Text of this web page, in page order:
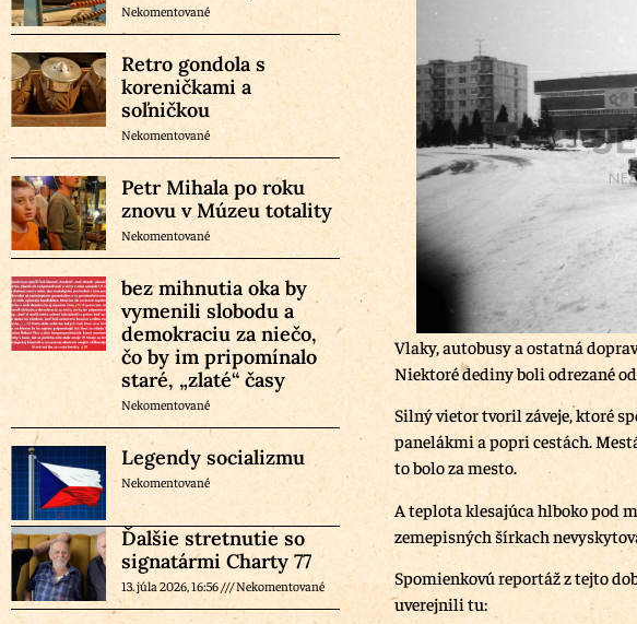
Nekomentované
Retro gondola s
koreničkami a
soľničkou
Nekomentované
Petr Mihala po roku
znovu v Múzeu totality
Nekomentované
bez mihnutia oka by
vymenili slobodu a
demokraciu za niečo,
čo by im pripomínalo
staré, „zlaté“ časy
Nekomentované
Legendy socializmu
Nekomentované
Ďalšie stretnutie so
signatármi Charty 77
13. júla 2026, 16:56 Nekomentované
Vlaky, autobusy a ostatná
Niektoré dediny boli odrezané od
Silný vietor tvoril záveje, ktoré
panelákmi a popri cestách.
to bolo za mesto.
A teplota klesajúca hlboko pod
zemepisných šírkach
Spomienkovú reportáž z tejto
uverejnili tu: